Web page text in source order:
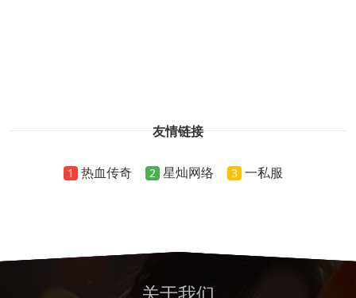
友情链接
1 热血传奇 2 星灿网络 3 一私服